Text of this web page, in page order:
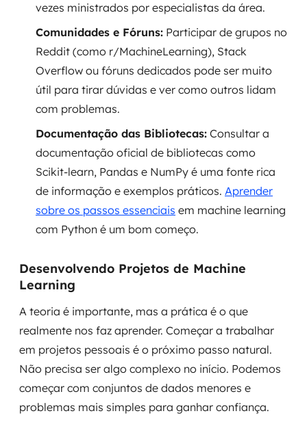
vezes ministrados por especialistas da área.
Comunidades e Fóruns: Participar de grupos no
Reddit (como r/MachineLearning), Stack
Overflow ou fóruns dedicados pode ser muito
útil para tirar dúvidas e ver como outros lidam
com problemas.
Documentação das Bibliotecas: Consultar a
documentação oficial de bibliotecas como
Scikit-learn, Pandas e NumPy é uma fonte rica
de informação e exemplos práticos. Aprender
sobre os passos essenciais em machine learning
com Python é um bom começo.
Desenvolvendo Projetos de Machine
Learning
A teoria é importante, mas a prática é o que
realmente nos faz aprender. Começar a trabalhar
em projetos pessoais é o próximo passo natural.
Não precisa ser algo complexo no início. Podemos
começar com conjuntos de dados menores e
problemas mais simples para ganhar confiança.